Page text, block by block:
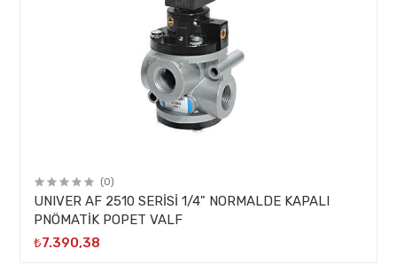
(0)
UNIVER AF 2510 SERİSİ 1/4" NORMALDE KAPALI
PNÖMATİK POPET VALF
₺7.390,38